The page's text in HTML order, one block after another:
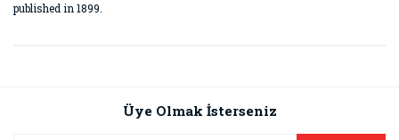
published in 1899.
Görüş ve önerileriniz için teşekkür ederiz.
Üye Olmak İsterseniz